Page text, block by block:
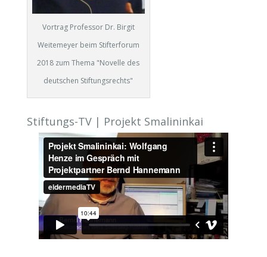
Vortrag Professor Dr. Birgit
Weitemeyer beim Stifterforum
2018 zum Thema "Novelle des
deutschen Stiftungsrechts"
Stiftungs-TV | Projekt Smalininkai